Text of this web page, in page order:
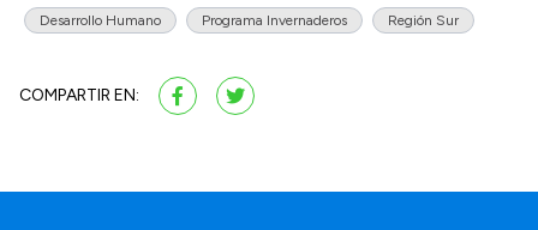
Desarrollo Humano Programa Invernaderos Región Sur
COMPARTIR EN: